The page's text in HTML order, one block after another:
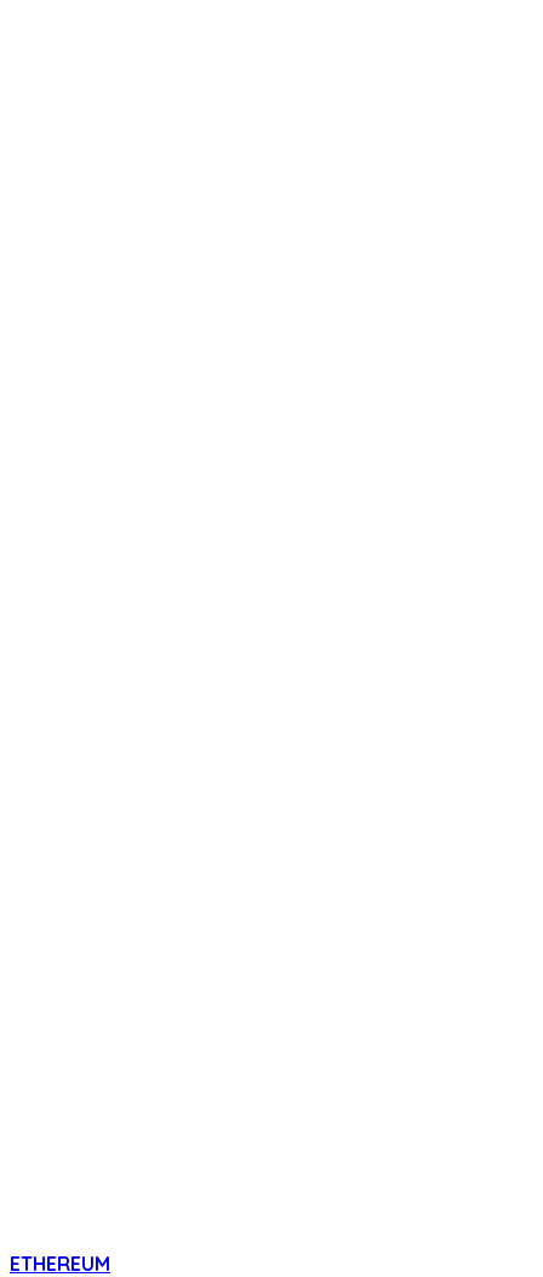
ETHEREUM